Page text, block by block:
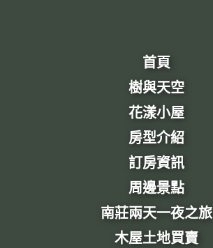
首頁
樹與天空
花漾小屋
房型介紹
訂房資訊
周邊景點
南莊兩天一夜之旅
木屋土地買賣